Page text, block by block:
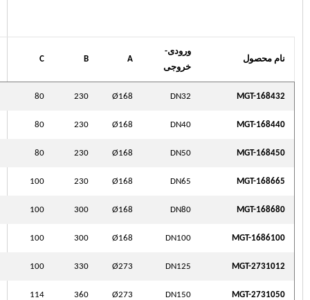
نام محصول
ورودی-
خروجی
A
B
C
MGT-168432
DN32
Ø168
230
80
MGT-168440
DN40
Ø168
230
80
MGT-168450
DN50
Ø168
230
80
MGT-168665
DN65
Ø168
230
100
MGT-168680
DN80
Ø168
300
100
MGT-1686100
DN100
Ø168
300
100
MGT-2731012
DN125
Ø273
330
100
MGT-2731050
DN150
Ø273
360
114